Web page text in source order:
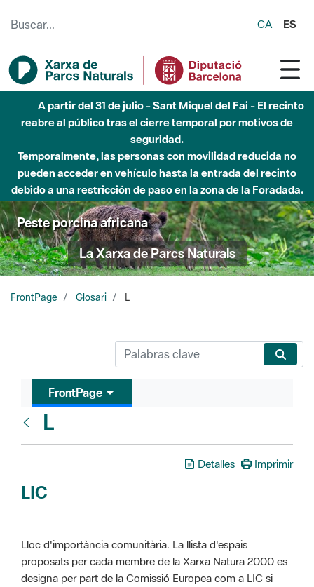
CA ES
A partir del 31 de julio - Sant Miquel del Fai - El recinto
reabre al público tras el cierre temporal por motivos de
seguridad.
Temporalmente, las personas con movilidad reducida no
pueden acceder en vehículo hasta la entrada del recinto
debido a una restricción de paso en la zona de la Foradada.
Peste porcina africana
La Xarxa de Parcs Naturals
FrontPage Glosari L
FrontPage
L
Detalles Imprimir
LIC
Lloc d'importància comunitària. La llista d'espais
proposats per cada membre de la Xarxa Natura 2000 es
designa per part de la Comissió Europea com a LIC si